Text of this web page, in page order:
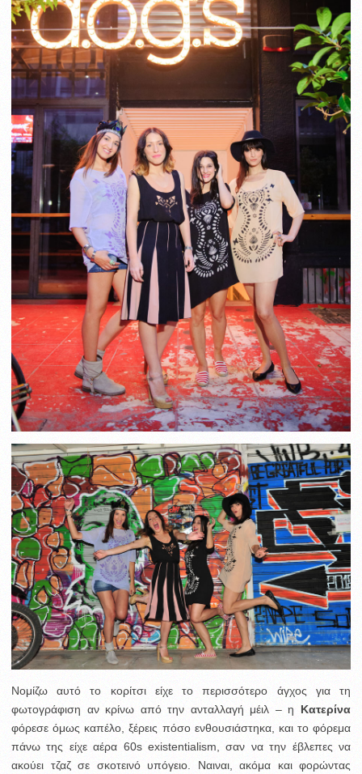
Νομίζω αυτό το κορίτσι είχε το περισσότερο άγχος για τη
φωτογράφιση αν κρίνω από την ανταλλαγή μέιλ – η Κατερίνα
φόρεσε όμως καπέλο, ξέρεις πόσο ενθουσιάστηκα, και το φόρεμα
πάνω της είχε αέρα 60s existentialism, σαν να την έβλεπες να
ακούει τζαζ σε σκοτεινό υπόγειο. Ναιναι, ακόμα και φορώντας